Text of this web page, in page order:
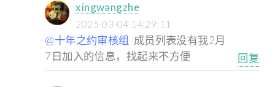
xingwangzhe
2025-03-04 14:29:11
@十年之约审核组 成员列表没有我2月
7日加入的信息，找起来不方便
回复